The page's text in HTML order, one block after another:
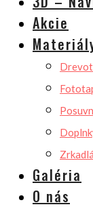
Akcie
Galéria
O nás